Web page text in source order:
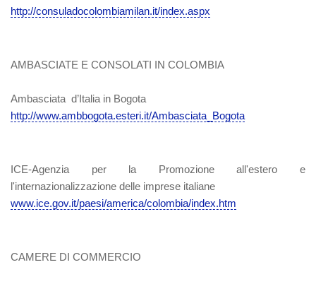
http://consuladocolombiamilan.it/index.aspx
AMBASCIATE E CONSOLATI IN COLOMBIA
Ambasciata d’Italia in Bogota
http://www.ambbogota.esteri.it/Ambasciata_Bogota
ICE-Agenzia per la Promozione all'estero e
l'internazionalizzazione delle imprese italiane
www.ice.gov.it/paesi/america/colombia/index.htm
CAMERE DI COMMERCIO